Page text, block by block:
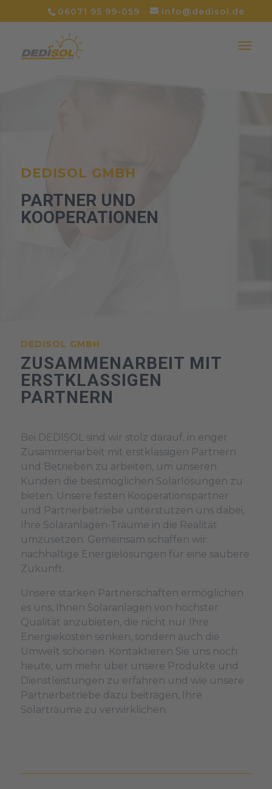
06071 95 99-059 info@dedisol.de
DEDISOL GMBH
PARTNER UND
KOOPERATIONEN
DEDISOL GMBH
ZUSAMMENARBEIT MIT
ERSTKLASSIGEN
PARTNERN
Bei DEDISOL sind wir stolz darauf, in enger
Zusammenarbeit mit erstklassigen Partnern
und Betrieben zu arbeiten, um unseren
Kunden die bestmöglichen Solarlösungen zu
bieten. Unsere festen Kooperationspartner
und Partnerbetriebe unterstützen uns dabei,
Ihre Solaranlagen-Träume in die Realität
umzusetzen. Gemeinsam schaffen wir
nachhaltige Energielösungen für eine saubere
Zukunft.
Unsere starken Partnerschaften ermöglichen
es uns, Ihnen Solaranlagen von höchster
Qualität anzubieten, die nicht nur Ihre
Energiekosten senken, sondern auch die
Umwelt schonen. Kontaktieren Sie uns noch
heute, um mehr über unsere Produkte und
Dienstleistungen zu erfahren und wie unsere
Partnerbetriebe dazu beitragen, Ihre
Solarträume zu verwirklichen.